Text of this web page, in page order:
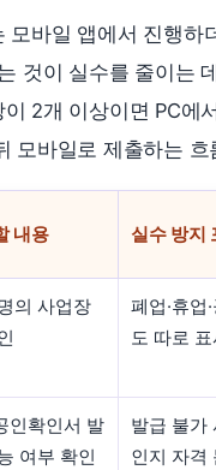
모바일 앱에서 진행하
것이 실수를 줄이는
2개 이상이면 PC에
모바일로 제출하는
내용 실수 방지
의 사업장
폐업·휴업
도 따로 표
인확인서 발
여부 확인
발급 불가
인지 자격